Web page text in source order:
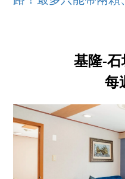
基隆-石
每